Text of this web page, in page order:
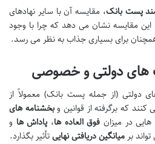
پست بانک، مقایسه آن با سایر نهادهای
مقایسه نشان می دهد که چرا با وجود
برای بسیاری جذاب به نظر می رسد.
های دولتی و خصوصی
دولتی (از جمله پست بانک) معمولاً از
که برگرفته از قوانین وبخشنامه های
در میزان فوق العاده ها، پاداش ها و
بر میانگین دریافتی نهاییتأثیر بگذارد.